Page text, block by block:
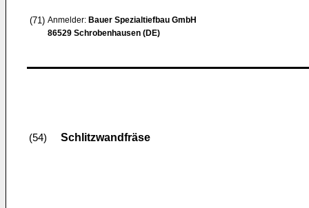
(71) Anmelder: Bauer Spezialtiefbau GmbH
86529 Schrobenhausen (DE)
(54) Schlitzwandfräse